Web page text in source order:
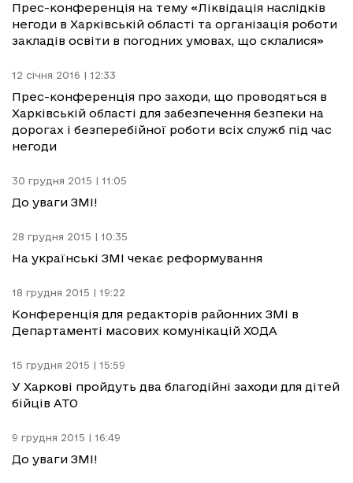
Прес-конференція на тему «Ліквідація наслідків
негоди в Харківській області та організація роботи
закладів освіти в погодних умовах, що склалися»
12 січня 2016 | 12:33
Прес-конференція про заходи, що проводяться в
Харківській області для забезпечення безпеки на
дорогах і безперебійної роботи всіх служб під час
негоди
30 грудня 2015 | 11:05
До уваги ЗМІ!
28 грудня 2015 | 10:35
На українські ЗМІ чекає реформування
18 грудня 2015 | 19:22
Конференція для редакторів районних ЗМІ в
Департаменті масових комунікацій ХОДА
15 грудня 2015 | 15:59
У Харкові пройдуть два благодійні заходи для дітей
бійців АТО
9 грудня 2015 | 16:49
До уваги ЗМІ!